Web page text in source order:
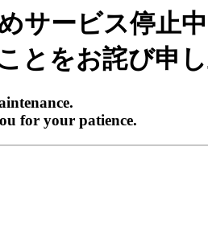
サービス停止中
とをお詫び申し
for your patience.